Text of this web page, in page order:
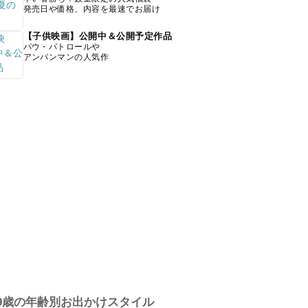
発売日や価格、内容を最速でお届け
【子供映画】公開中＆公開予定作品
パウ・パトロールや
アンパンマンの人気作
の年齢別お出かけスタイル